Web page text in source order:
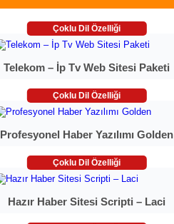
Çoklu Dil Özelliği
Telekom – İp Tv Web Sitesi Paketi
Çoklu Dil Özelliği
Profesyonel Haber Yazılımı Golden
Çoklu Dil Özelliği
Hazır Haber Sitesi Scripti – Laci